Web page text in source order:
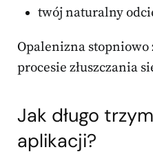
twój naturalny
Opalenizna
procesie złuszczania
Jak długo
aplikacji?